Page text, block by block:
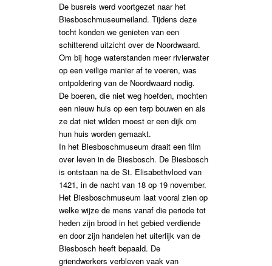
De busreis werd voortgezet naar het
Biesboschmuseumeiland. Tijdens deze
tocht konden we genieten van een
schitterend uitzicht over de Noordwaard.
Om bij hoge waterstanden meer rivierwater
op een veilige manier af te voeren, was
ontpoldering van de Noordwaard nodig.
De boeren, die niet weg hoefden, mochten
een nieuw huis op een terp bouwen en als
ze dat niet wilden moest er een dijk om
hun huis worden gemaakt.
In het Biesboschmuseum draait een film
over leven in de Biesbosch. De Biesbosch
is ontstaan na de St. Elisabethvloed van
1421, in de nacht van 18 op 19 november.
Het Biesboschmuseum laat vooral zien op
welke wijze de mens vanaf die periode tot
heden zijn brood in het gebied verdiende
en door zijn handelen het uiterlijk van de
Biesbosch heeft bepaald. De
griendwerkers verbleven vaak van